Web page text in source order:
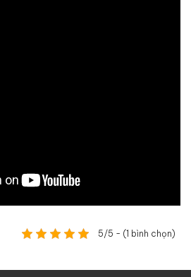
5/5 - (1 bình chọn)